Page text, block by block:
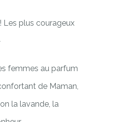
Les plus courageux
femmes au parfum
de Maman,
la lavande, la